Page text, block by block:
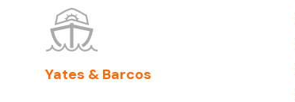
Yates & Barcos